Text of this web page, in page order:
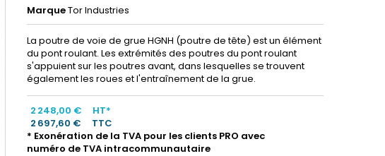
MarqueTor Industries
La poutre de voie de grue HGNH (poutre de tête) est un élément
du pont roulant. Les extrémités des poutres du pont roulant
s'appuient sur les poutres avant, dans lesquelles se trouvent
également les roues et l'entraînement de la grue.
2 248,00 €
HT*
2 697,60 €
TTC
* Exonération de la TVA pour les clients PRO avec
numéro de TVA intracommunautaire